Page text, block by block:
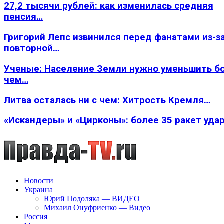
27,2 тысячи рублей: как изменилась средняя
пенсия…
Григорий Лепс извинился перед фанатами из-
повторной…
Ученые: Население Земли нужно уменьшить
чем…
Литва осталась ни с чем: Хитрость Кремля…
«Искандеры» и «Цирконы»: более 35 ракет
Новости
Украина
Юрий Подоляка — ВИДЕО
Михаил Онуфриенко — Видео
Россия